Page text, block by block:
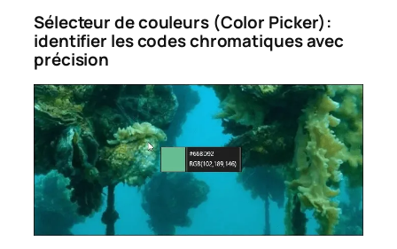
Sélecteur de couleurs (Color Picker):
identifier les codes chromatiques avec
précision